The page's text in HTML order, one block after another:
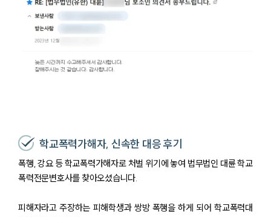
학교폭력가해자, 신속한 대응 후기
폭행, 강요 등 학교폭력가해자로 처벌 위기에 놓여 법무법인 대륜 학교
폭력전문변호사를 찾아오셨습니다.
피해자라고 주장하는 피해학생과 쌍방 폭행을 하게 되어 학교폭력대